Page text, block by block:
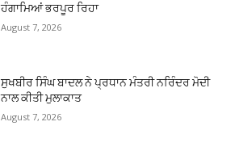
ਹੰਗਾਮਿਆਂ ਭਰਪੂਰ ਰਿਹਾ
August 7, 2026
ਸੁਖਬੀਰ ਸਿੰਘ ਬਾਦਲ ਨੇ ਪ੍ਰਧਾਨ ਮੰਤਰੀ ਨਰਿੰਦਰ ਮੋਦੀ
ਨਾਲ ਕੀਤੀ ਮੁਲਾਕਾਤ
August 7, 2026